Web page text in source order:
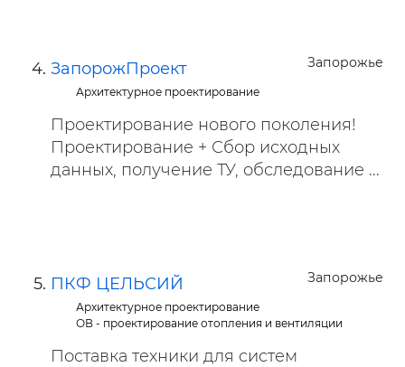
Запорожье
ЗапорожПроект
Архитектурное проектирование
Проектирование нового поколения!
Проектирование + Сбор исходных
данных, получение ТУ, обследование ...
Запорожье
ПКФ ЦЕЛЬСИЙ
Архитектурное проектирование
ОВ - проектирование отопления и вентиляции
Поставка техники для систем